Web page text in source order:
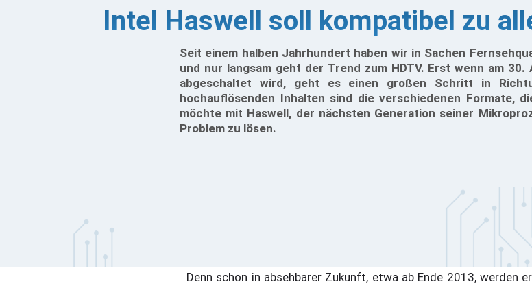
Intel Haswell soll kompatibel zu
Seit einem halben Jahrhundert haben wir in Sachen
und nur langsam geht der Trend zum HDTV. Erst wenn am
abgeschaltet wird, geht es einen großen Schritt in
hochauflösenden Inhalten sind die verschiedenen Formate,
möchte mit Haswell, der nächsten Generation seiner
Problem zu lösen.
Denn schon in absehbarer Zukunft, etwa ab Ende 2013, werden